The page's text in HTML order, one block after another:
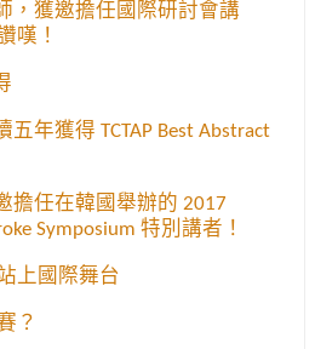
，獲邀擔任國際研討會講
嘆！
年獲得 TCTAP Best Abstract
擔任在韓國舉辦的 2017
Symposium 特別講者！
上國際舞台
？